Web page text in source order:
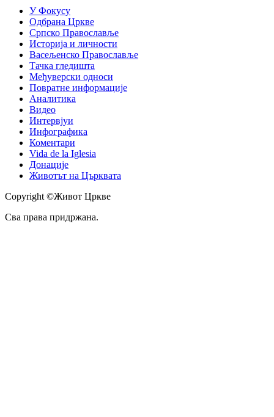
У Фокусу
Одбрана Цркве
Српско Православље
Историја и личности
Васељенско Православље
Тачка гледишта
Међуверски односи
Повратне информације
Аналитика
Видео
Интервјуи
Инфографика
Коментари
Vida de la Iglesia
Донације
Животът на Църквата
Copyright ©Живот Цркве
Сва права придржана.